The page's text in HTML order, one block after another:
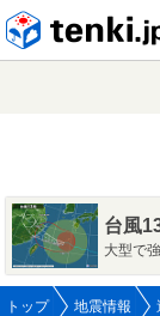
台風
大型で
トップ 地震情報